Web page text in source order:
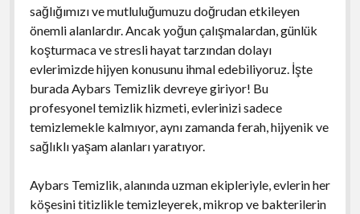
sağlığımızı ve mutluluğumuzu doğrudan etkileyen
önemli alanlardır. Ancak yoğun çalışmalardan, günlük
koşturmaca ve stresli hayat tarzından dolayı
evlerimizde hijyen konusunu ihmal edebiliyoruz. İşte
burada Aybars Temizlik devreye giriyor! Bu
profesyonel temizlik hizmeti, evlerinizi sadece
temizlemekle kalmıyor, aynı zamanda ferah, hijyenik ve
sağlıklı yaşam alanları yaratıyor.
Aybars Temizlik, alanında uzman ekipleriyle, evlerin her
köşesini titizlikle temizleyerek, mikrop ve bakterilerin